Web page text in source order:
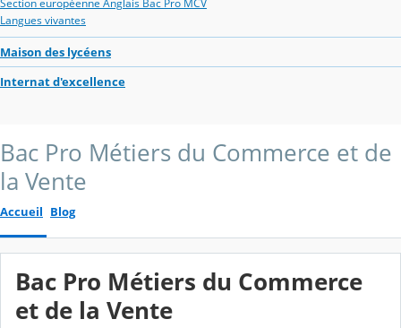
Langues vivantes
Maison des lycéens
Internat d'excellence
Bac Pro Métiers du Commerce et de
la Vente
Accueil Blog
Bac Pro Métiers du Commerce
et de la Vente